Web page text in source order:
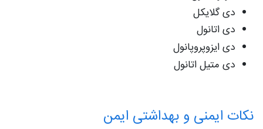
دی گلایکل
دی اتانول
دی ایزوپروپانول
دی متیل اتانول
نکات ایمنی و بهداشتی ایمن